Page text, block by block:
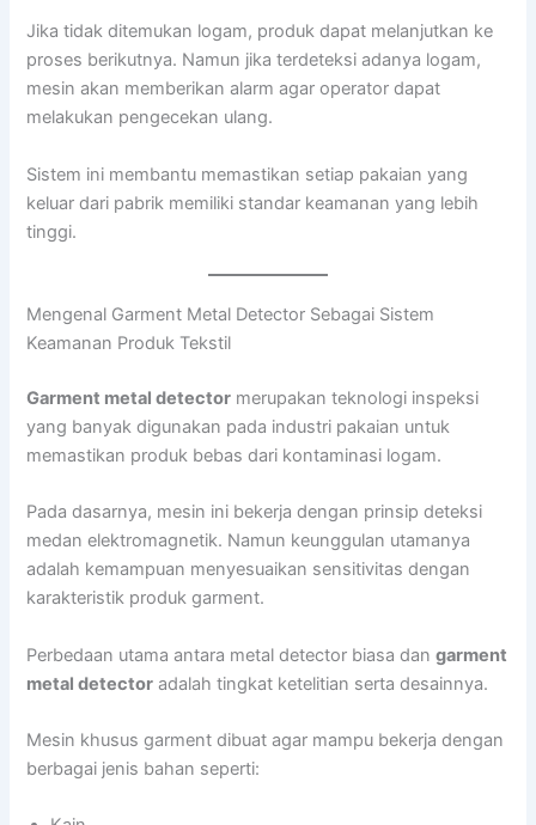
Jika tidak ditemukan logam, produk dapat melanjutkan ke
proses berikutnya. Namun jika terdeteksi adanya logam,
mesin akan memberikan alarm agar operator dapat
melakukan pengecekan ulang.
Sistem ini membantu memastikan setiap pakaian yang
keluar dari pabrik memiliki standar keamanan yang lebih
tinggi.
Mengenal Garment Metal Detector Sebagai Sistem
Keamanan Produk Tekstil
Garment metal detector merupakan teknologi inspeksi
yang banyak digunakan pada industri pakaian untuk
memastikan produk bebas dari kontaminasi logam.
Pada dasarnya, mesin ini bekerja dengan prinsip deteksi
medan elektromagnetik. Namun keunggulan utamanya
adalah kemampuan menyesuaikan sensitivitas dengan
karakteristik produk garment.
Perbedaan utama antara metal detector biasa dangarment
metal detector adalah tingkat ketelitian serta desainnya.
Mesin khusus garment dibuat agar mampu bekerja dengan
berbagai jenis bahan seperti: